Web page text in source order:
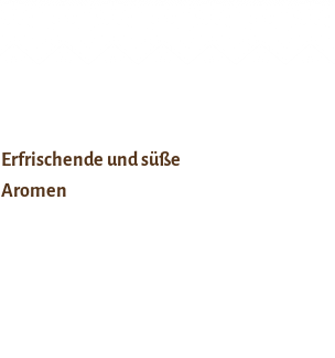
Erfrischende und süße
Aromen